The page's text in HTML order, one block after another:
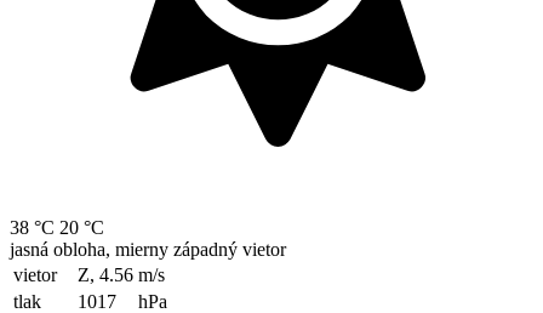
38 °C 20 °C
jasná obloha, mierny západný vietor
vietor
Z, 4.56 m/s
tlak
1017
hPa